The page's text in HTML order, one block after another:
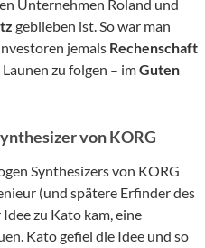
Unternehmen Roland und
geblieben ist. So war man
jemals Rechenschaft
zu folgen – imGuten
von KORG
Synthesizers von KORG
(und spätere Erfinder des
zu Kato kam, eine
Kato gefiel die Idee und so